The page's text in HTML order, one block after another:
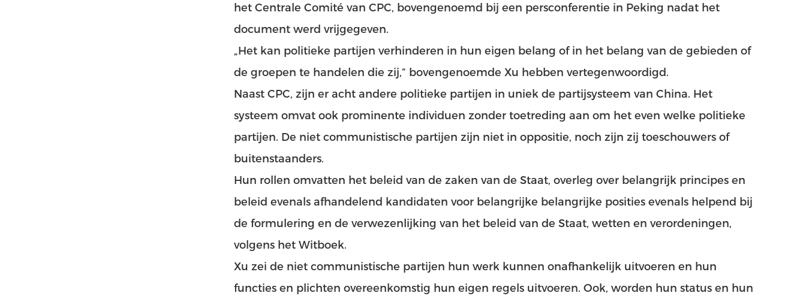
het Centrale Comité van CPC, bovengenoemd bij een persconferentie in Peking nadat het
document werd vrijgegeven.
„Het kan politieke partijen verhinderen in hun eigen belang of in het belang van de gebieden of
de groepen te handelen die zij,“ bovengenoemde Xu hebben vertegenwoordigd.
Naast CPC, zijn er acht andere politieke partijen in uniek de partijsysteem van China. Het
systeem omvat ook prominente individuen zonder toetreding aan om het even welke politieke
partijen. De niet communistische partijen zijn niet in oppositie, noch zijn zij toeschouwers of
buitenstaanders.
Hun rollen omvatten het beleid van de zaken van de Staat, overleg over belangrijk principes en
beleid evenals afhandelend kandidaten voor belangrijke belangrijke posities evenals helpend bij
de formulering en de verwezenlijking van het beleid van de Staat, wetten en verordeningen,
volgens het Witboek.
Xu zei de niet communistische partijen hun werk kunnen onafhankelijk uitvoeren en hun
functies en plichten overeenkomstig hun eigen regels uitvoeren. Ook, worden hun status en hun